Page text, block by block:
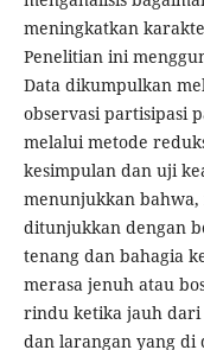
meningkatkan
Penelitian ini
Data dikumpulkan
observasi partisipasi
melalui metode
kesimpulan dan uji
menunjukkan
ditunjukkan dengan
tenang dan bahagia
merasa jenuh atau
rindu ketika jauh dari
dan larangan yang di